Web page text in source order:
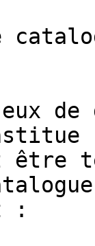
être
: